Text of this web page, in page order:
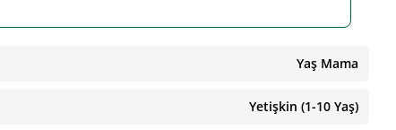
Yaş Mama
Yetişkin (1-10 Yaş)